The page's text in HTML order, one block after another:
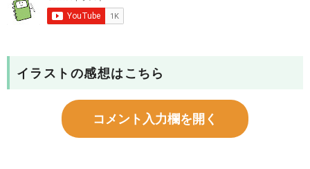
イラストの感想はこちら
コメント入力欄を開く